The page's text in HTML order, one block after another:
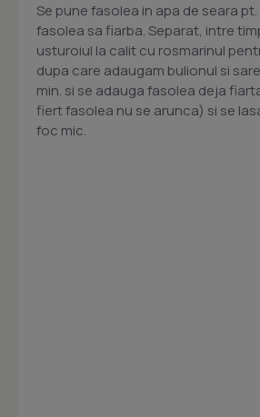
Se pune fasolea in apa de seara
fasolea sa fiarba. Separat, intre
usturoiul la calit cu rosmarinul
dupa care adaugam bulionul si
min. si se adauga fasolea deja
fiert fasolea nu se arunca) si se
foc mic.